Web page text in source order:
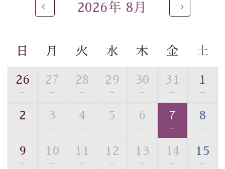
・夕食は地産地消の創作和会席 美湖膳（二十四節気と
【温泉】
の効果が高い、極めて希有な源泉です。身も心も癒され
■お座敷風呂（大浴場）
温泉の成分に合わせ、防菌防カビの特殊素材の畳を使
用。 足元が柔らかく、そして滑りにくい畳のお風呂で
す。
※男性大浴場までのご移動には階段がございます。 予め
2026年 8月
日 月 火 水 木 金 土
26
—
27
—
28
—
29
—
30
—
31
—
1
—
2
—
3
—
4
—
5
—
6
—
7
—
8
—
9
—
10
—
11
—
12
—
13
—
14
—
15
—